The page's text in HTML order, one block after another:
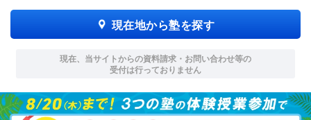
現在地から塾を探す
現在、当サイトからの資料請求・お問い合わせ等の
受付は行っておりません